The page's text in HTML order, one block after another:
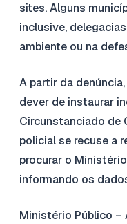
sites. Alguns
inclusive,
ambiente ou na
A partir da
dever de instaurar
Circunstanciado de
policial se recuse a
procurar o
informando os
Ministério Público –